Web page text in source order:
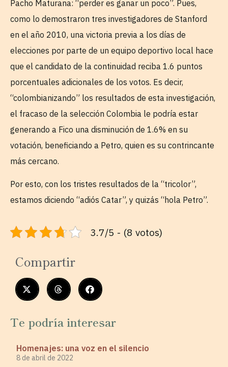
Pacho Maturana: “perder es ganar un poco”. Pues,
como lo demostraron tres investigadores de Stanford
en el año 2010, una victoria previa a los días de
elecciones por parte de un equipo deportivo local hace
que el candidato de la continuidad reciba 1.6 puntos
porcentuales adicionales de los votos. Es decir,
“colombianizando” los resultados de esta investigación,
el fracaso de la selección Colombia le podría estar
generando a Fico una disminución de 1.6% en su
votación, beneficiando a Petro, quien es su contrincante
más cercano.
Por esto, con los tristes resultados de la “tricolor”,
estamos diciendo “adiós Catar”, y quizás “hola Petro”.
3.7/5 - (8 votos)
Compartir
Te podría interesar
Homenajes: una voz en el silencio
8 de abril de 2022